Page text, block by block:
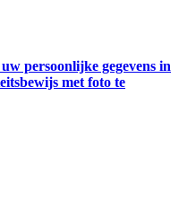
persoonlijke gegevens in
met foto te